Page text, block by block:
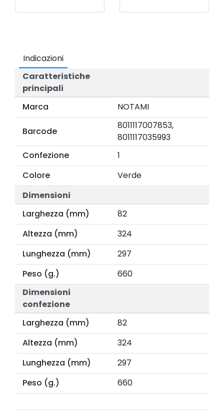
Indicazioni
Caratteristiche
principali
Marca
NOTAMI
Barcode
8011117007853,
8011117035993
Confezione
1
Colore
Verde
Dimensioni
Larghezza (mm)
82
Altezza (mm)
324
Lunghezza (mm)
297
Peso (g.)
660
Dimensioni
confezione
Larghezza (mm)
82
Altezza (mm)
324
Lunghezza (mm)
297
Peso (g.)
660